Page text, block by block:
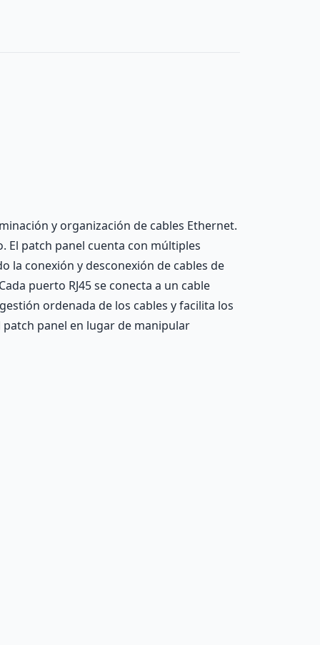
y organización de cables Ethernet.
El patch panel cuenta con múltiples
la conexión y desconexión de cables de
puerto RJ45 se conecta a un cable
ordenada de los cables y facilita los
panel en lugar de manipular